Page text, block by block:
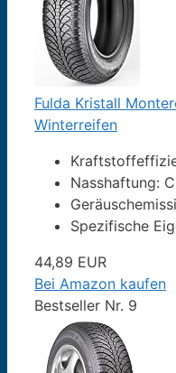
Fulda Kristall
Winterreifen
Nasshaftung: C
Spezifische
44,89 EUR
Bei Amazon kaufen
Bestseller Nr. 9